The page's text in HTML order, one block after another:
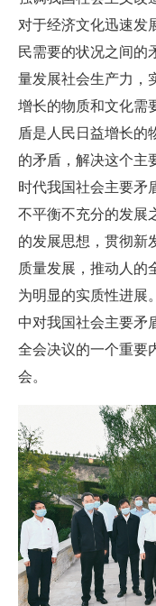
对于经济文化迅速发
民需要的状况之间的
量发展社会生产力，
增长的物质和文化需
盾是人民日益增长的
的矛盾，解决这个主
时代我国社会主要矛
不平衡不充分的发展
的发展思想，贯彻新
质量发展，推动人的
为明显的实质性进展
中对我国社会主要矛
全会决议的一个重要
会。